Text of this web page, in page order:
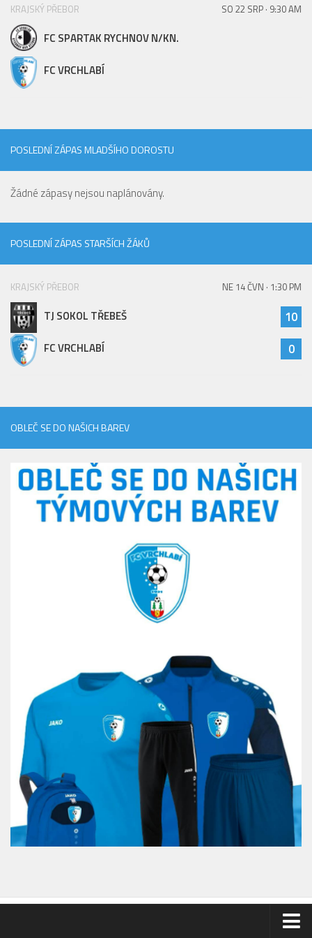
St. přípravka
Hráči
Zápasy
Realizační tým
Kontakty
Vzkazy
Bazárek
KRAJSKÝ PŘEBOR SO 22 SRP · 9:30 AM
FC SPARTAK RYCHNOV N/KN.
FC VRCHLABÍ
POSLEDNÍ ZÁPAS MLADŠÍHO DOROSTU
Žádné zápasy nejsou naplánovány.
POSLEDNÍ ZÁPAS STARŠÍCH ŽÁKŮ
KRAJSKÝ PŘEBOR NE 14 ČVN · 1:30 PM
TJ SOKOL TŘEBEŠ 10
FC VRCHLABÍ 0
OBLEČ SE DO NAŠICH BAREV